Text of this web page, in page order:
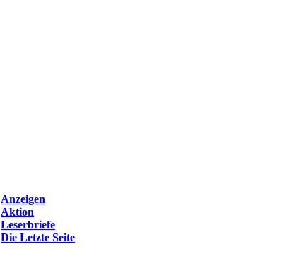
Anzeigen
Aktion
Leserbriefe
Die Letzte Seite